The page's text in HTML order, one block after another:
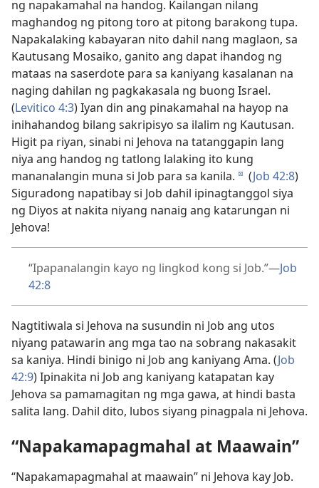
ng napakamahal na handog. Kailangan nilang
maghandog ng pitong toro at pitong barakong tupa.
Napakalaking kabayaran nito dahil nang maglaon, sa
Kautusang Mosaiko, ganito ang dapat ihandog ng
mataas na saserdote para sa kaniyang kasalanan na
naging dahilan ng pagkakasala ng buong Israel.
(Levitico 4:3) Iyan din ang pinakamahal na hayop na
inihahandog bilang sakripisyo sa ilalim ng Kautusan.
Higit pa riyan, sinabi ni Jehova na tatanggapin lang
niya ang handog ng tatlong lalaking ito kung
mananalangin muna si Job para sa kanila. d (Job 42:8)
Siguradong napatibay si Job dahil ipinagtanggol siya
ng Diyos at nakita niyang nanaig ang katarungan ni
Jehova!
“Ipapanalangin kayo ng lingkod kong si Job.”—Job
42:8
Nagtitiwala si Jehova na susundin ni Job ang utos
niyang patawarin ang mga tao na sobrang nakasakit
sa kaniya. Hindi binigo ni Job ang kaniyang Ama. (Job
42:9) Ipinakita ni Job ang kaniyang katapatan kay
Jehova sa pamamagitan ng mga gawa, at hindi basta
salita lang. Dahil dito, lubos siyang pinagpala ni Jehova.
“Napakamapagmahal at Maawain”
“Napakamapagmahal at maawain” ni Jehova kay Job.